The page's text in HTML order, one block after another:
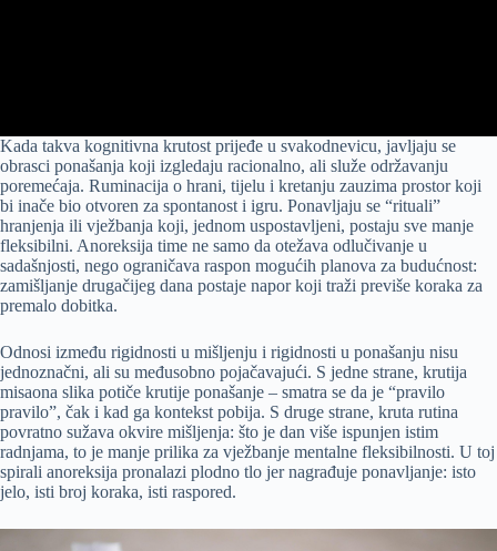
Kada takva kognitivna krutost prijeđe u svakodnevicu, javljaju se
obrasci ponašanja koji izgledaju racionalno, ali služe održavanju
poremećaja. Ruminacija o hrani, tijelu i kretanju zauzima prostor koji
bi inače bio otvoren za spontanost i igru. Ponavljaju se “rituali”
hranjenja ili vježbanja koji, jednom uspostavljeni, postaju sve manje
fleksibilni. Anoreksija time ne samo da otežava odlučivanje u
sadašnjosti, nego ograničava raspon mogućih planova za budućnost:
zamišljanje drugačijeg dana postaje napor koji traži previše koraka za
premalo dobitka.
Odnosi između rigidnosti u mišljenju i rigidnosti u ponašanju nisu
jednoznačni, ali su međusobno pojačavajući. S jedne strane, krutija
misaona slika potiče krutije ponašanje – smatra se da je “pravilo
pravilo”, čak i kad ga kontekst pobija. S druge strane, kruta rutina
povratno sužava okvire mišljenja: što je dan više ispunjen istim
radnjama, to je manje prilika za vježbanje mentalne fleksibilnosti. U toj
spirali anoreksija pronalazi plodno tlo jer nagrađuje ponavljanje: isto
jelo, isti broj koraka, isti raspored.